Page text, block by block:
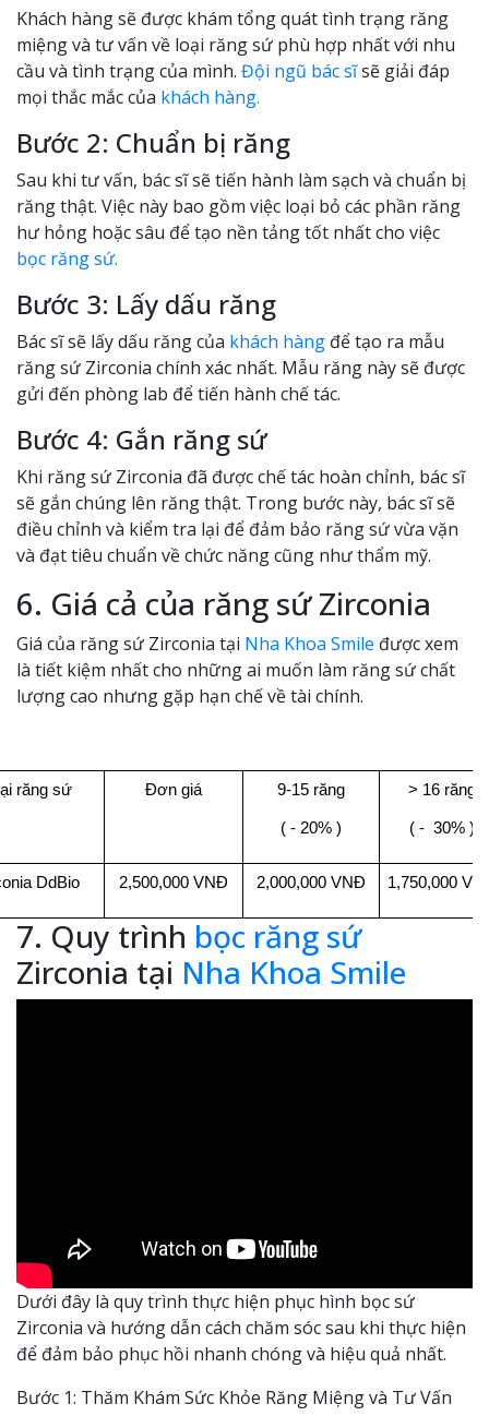
Khách hàng sẽ được khám tổng quát tình trạng răng
miệng và tư vấn về loại răng sứ phù hợp nhất với nhu
cầu và tình trạng của mình. Đội ngũ bác sĩsẽ giải đáp
mọi thắc mắc của khách hàng.
Bước 2: Chuẩn bị răng
Sau khi tư vấn, bác sĩ sẽ tiến hành làm sạch và chuẩn bị
răng thật. Việc này bao gồm việc loại bỏ các phần răng
hư hỏng hoặc sâu để tạo nền tảng tốt nhất cho việc
bọc răng sứ.
Bước 3: Lấy dấu răng
Bác sĩ sẽ lấy dấu răng của khách hàng để tạo ra mẫu
răng sứ Zirconia chính xác nhất. Mẫu răng này sẽ được
gửi đến phòng lab để tiến hành chế tác.
Bước 4: Gắn răng sứ
Khi răng sứ Zirconia đã được chế tác hoàn chỉnh, bác sĩ
sẽ gắn chúng lên răng thật. Trong bước này, bác sĩ sẽ
điều chỉnh và kiểm tra lại để đảm bảo răng sứ vừa vặn
và đạt tiêu chuẩn về chức năng cũng như thẩm mỹ.
6. Giá cả của răng sứ Zirconia
Giá của răng sứ Zirconia tại Nha Khoa Smile được xem
là tiết kiệm nhất cho những ai muốn làm răng sứ chất
lượng cao nhưng gặp hạn chế về tài chính.
răng sứ Đơn giá 9-15 răng
( - 20% )
> 16 răng
( -  30% )
DdBio 2,500,000 VNĐ 2,000,000 VNĐ 1,750,000
7. Quy trình bọc răng sứ
Zirconia tại Nha Khoa Smile
Dưới đây là quy trình thực hiện phục hình bọc sứ
Zirconia và hướng dẫn cách chăm sóc sau khi thực hiện
để đảm bảo phục hồi nhanh chóng và hiệu quả nhất.
Bước 1: Thăm Khám Sức Khỏe Răng Miệng và Tư Vấn